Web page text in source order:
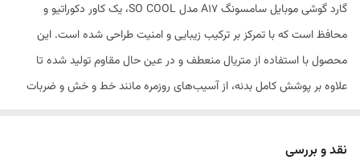
گارد گوشی موبایل سامسونگ A17 مدل SO COOL، یک کاور دکوراتیو و
محافظ است که با تمرکز بر ترکیب زیبایی و امنیت طراحی شده است. این
محصول با استفاده از متریال منعطف و در عین حال مقاوم تولید شده تا
علاوه بر پوشش کامل بدنه، از آسیب‌های روزمره مانند خط و خش و ضربات
نقد و بررسی